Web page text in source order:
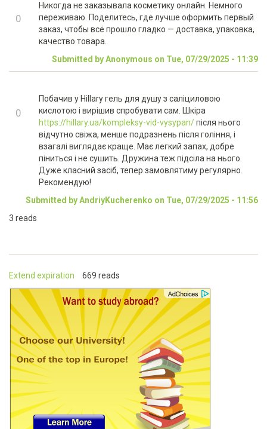
+1
0
-1
Никогда не заказывала косметику онлайн. Немного
переживаю. Поделитесь, где лучше оформить первый
заказ, чтобы всё прошло гладко — доставка, упаковка,
качество товара.
Submitted by Anonymous on Tue, 07/29/2025 - 11:39
+1
0
-1
Побачив у Hillary гель для душу з саліциловою
кислотою і вирішив спробувати сам. Шкіра
https://hillary.ua/kompleksy-vid-vysypan/після нього
відчутно свіжа, менше подразнень після гоління, і
взагалі виглядає краще. Має легкий запах, добре
піниться і не сушить. Дружина теж підсіла на нього.
Дуже класний засіб, тепер замовлятиму регулярно.
Рекомендую!
Submitted by AndriyKucherenko on Tue, 07/29/2025 - 11:56
3 reads
Extend expiration 669 reads